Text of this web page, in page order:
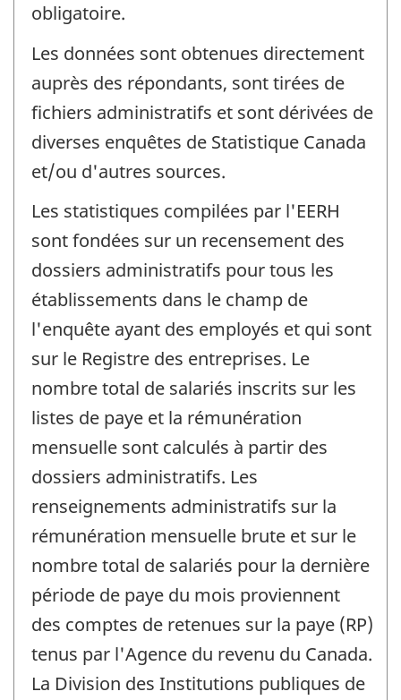
obligatoire.
Les données sont obtenues directement
auprès des répondants, sont tirées de
fichiers administratifs et sont dérivées de
diverses enquêtes de Statistique Canada
et/ou d'autres sources.
Les statistiques compilées par l'EERH
sont fondées sur un recensement des
dossiers administratifs pour tous les
établissements dans le champ de
l'enquête ayant des employés et qui sont
sur le Registre des entreprises. Le
nombre total de salariés inscrits sur les
listes de paye et la rémunération
mensuelle sont calculés à partir des
dossiers administratifs. Les
renseignements administratifs sur la
rémunération mensuelle brute et sur le
nombre total de salariés pour la dernière
période de paye du mois proviennent
des comptes de retenues sur la paye (RP)
tenus par l'Agence du revenu du Canada.
La Division des Institutions publiques de